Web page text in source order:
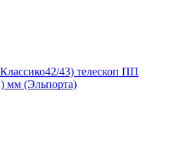
43) телескоп ПП
мм (Эльпорта)